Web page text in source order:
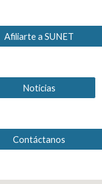
Afiliarte a SUNET
Noticias
Contáctanos